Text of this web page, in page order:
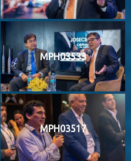
MPH03533
MPH03517